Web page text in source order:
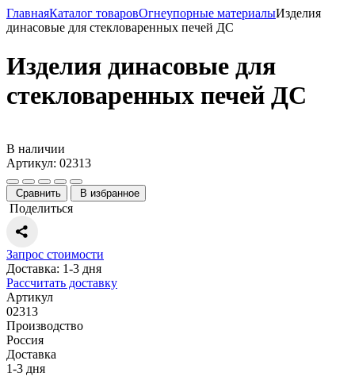
ГлавнаяКаталог товаровОгнеупорные материалыИзделия
динасовые для стекловаренных печей ДС
Изделия динасовые для
стекловаренных печей ДС
В наличии
Артикул: 02313
Сравнить В избранное
Поделиться
Запрос стоимости
Доставка: 1-3 дня
Рассчитать доставку
Артикул
02313
Производство
Россия
Доставка
1-3 дня